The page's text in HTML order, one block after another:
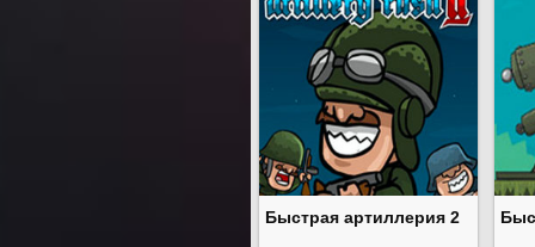
Быстрая артиллерия 2